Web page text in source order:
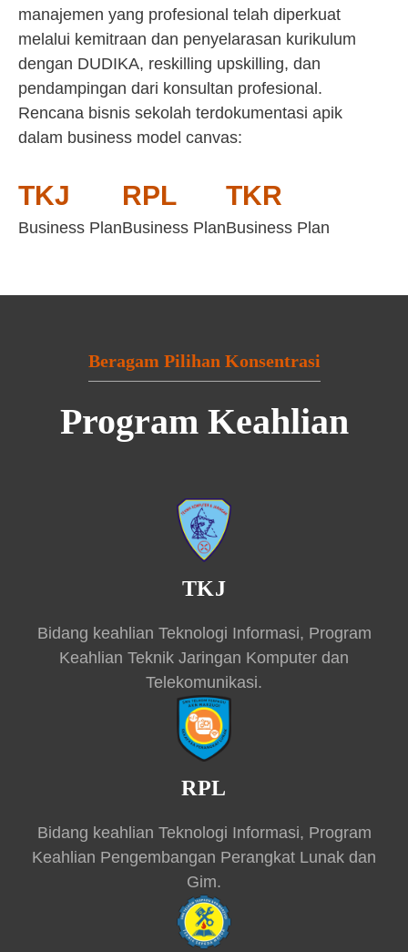
manajemen yang profesional telah diperkuat
melalui kemitraan dan penyelarasan kurikulum
dengan DUDIKA, reskilling upskilling, dan
pendampingan dari konsultan profesional.
Rencana bisnis sekolah terdokumentasi apik
dalam business model canvas:
TKJ
Business Plan
RPL
Business Plan
TKR
Business Plan
Beragam Pilihan Konsentrasi
Program Keahlian
TKJ
Bidang keahlian Teknologi Informasi, Program
Keahlian Teknik Jaringan Komputer dan
Telekomunikasi.
RPL
Bidang keahlian Teknologi Informasi, Program
Keahlian Pengembangan Perangkat Lunak dan
Gim.